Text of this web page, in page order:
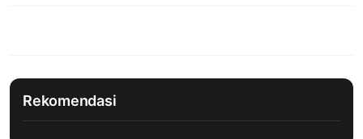
Rekomendasi